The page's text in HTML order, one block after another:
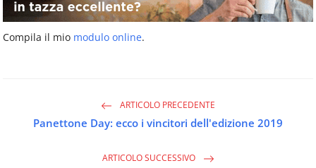
Compila il mio modulo online.
ARTICOLO PRECEDENTE
Panettone Day: ecco i vincitori dell'edizione 2019
ARTICOLO SUCCESSIVO